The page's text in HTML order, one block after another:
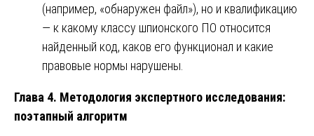
(например, «обнаружен файл»), но и квалификацию
— к какому классу шпионского ПО относится
найденный код, каков его функционал и какие
правовые нормы нарушены.
Глава 4. Методология экспертного исследования:
поэтапный алгоритм